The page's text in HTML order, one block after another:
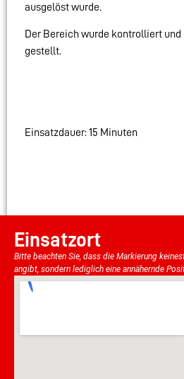
ausgelöst wurde.
Der Bereich wurde kontrolliert und
gestellt.
Einsatzdauer: 15 Minuten
Einsatzort
Bitte beachten Sie, dass die Markierung
angibt, sondern lediglich eine annähernde